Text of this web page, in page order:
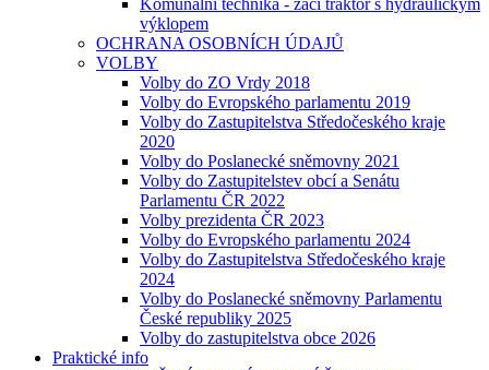
Komunální technika - žací traktor s hydraulickým
výklopem
OCHRANA OSOBNÍCH ÚDAJŮ
VOLBY
Volby do ZO Vrdy 2018
Volby do Evropského parlamentu 2019
Volby do Zastupitelstva Středočeského kraje
2020
Volby do Poslanecké sněmovny 2021
Volby do Zastupitelstev obcí a Senátu
Parlamentu ČR 2022
Volby prezidenta ČR 2023
Volby do Evropského parlamentu 2024
Volby do Zastupitelstva Středočeského kraje
2024
Volby do Poslanecké sněmovny Parlamentu
České republiky 2025
Volby do zastupitelstva obce 2026
Praktické info